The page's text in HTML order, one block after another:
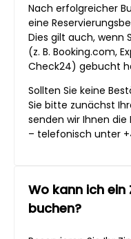
Nach erfolgreicher
eine
Dies gilt auch, wenn
(z. B. Booking.com,
Check24) gebucht
Sollten Sie keine
Sie bitte zunächst
senden wir Ihnen
– telefonisch unter
Wo kann ich ein
buchen?